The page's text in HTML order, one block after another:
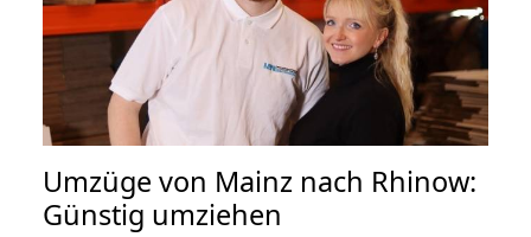
Umzüge von Mainz nach Rhinow:
Günstig umziehen